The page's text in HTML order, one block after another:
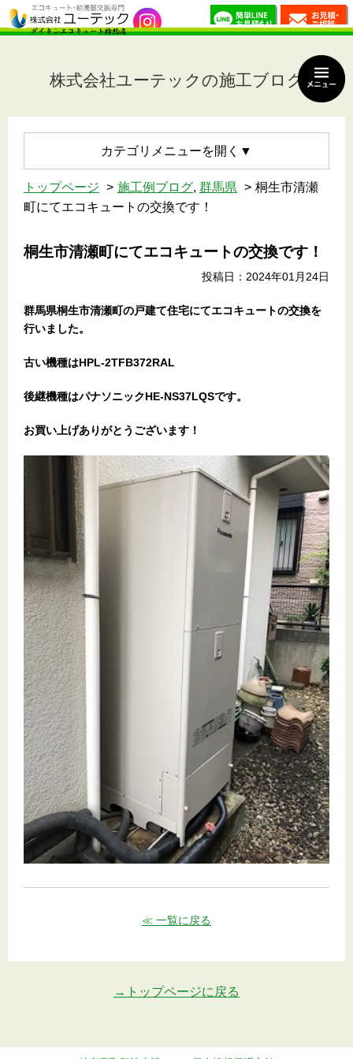
株式会社ユーテックの施工ブログ
カテゴリメニュー
トップページ 施工例ブログ, 群馬県
桐生市清瀬
町にてエコキュートの交換です！
桐生市清瀬町にてエコキュートの交換です！
投稿日：2024年01月24日
群馬県桐生市清瀬町の戸建て住宅にてエコキュートの交換を
行いました。
古い機種はHPL-2TFB372RAL
後継機種はパナソニックHE-NS37LQSです。
お買い上げありがとうございます！
≪ 一覧に戻る
→トップページに戻る